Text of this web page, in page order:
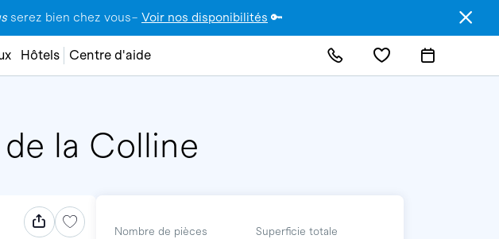
serez bien chez vous– Voir nos disponibilités 🔑
Hôtels Centre d'aide
la Colline
Nombre de pièces Superficie totale